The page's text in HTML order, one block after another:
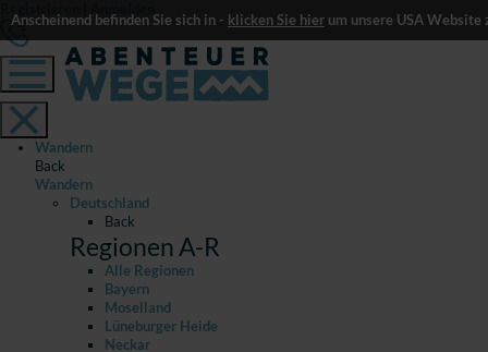
Anscheinend befinden Sie sich in - klicken Sie hier um unsere USA Website
Wandern
Back
Wandern
Deutschland
Back
Regionen A-R
Alle Regionen
Bayern
Moselland
Lüneburger Heide
Neckar